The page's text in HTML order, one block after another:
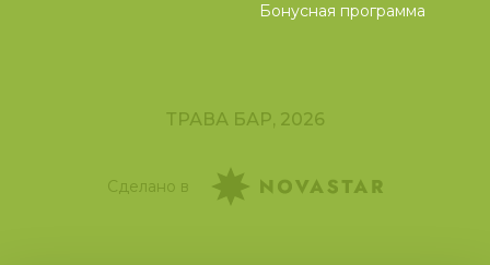
Бонусная программа
ТРАВА БАР, 2026
Сделано в